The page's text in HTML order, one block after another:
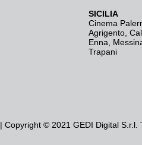
SICILIA
Cinema
Agrigento
Enna
Trapani
| Copyright © 2021 GEDI Digital S.r.l.